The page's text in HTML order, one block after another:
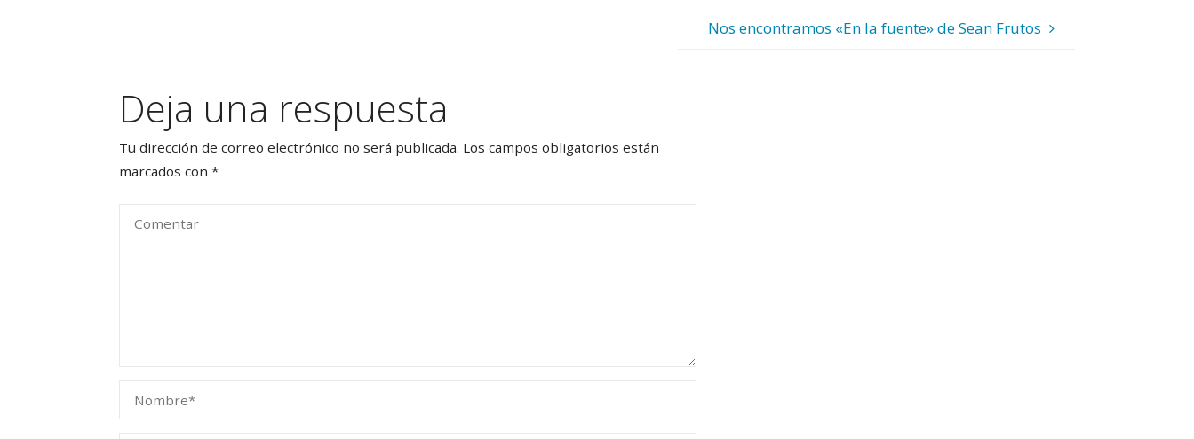
Nos encontramos «En la fuente» de Sean Frutos
Deja una respuesta
Tu dirección de correo electrónico no será publicada. Los campos obligatorios están
marcados con*